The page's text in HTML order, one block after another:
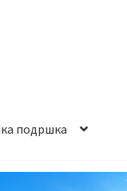
подршка